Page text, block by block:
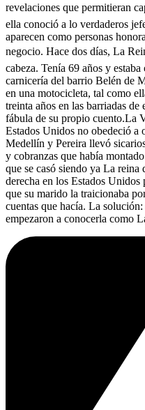
revelaciones que permitieran
ella conoció a lo verdaderos
aparecen como personas
negocio. Hace dos días, La
cabeza. Tenía 69 años y
carnicería del barrio Belén de
en una motocicleta, tal como
treinta años en las barriadas
fábula de su propio cuento.La
Estados Unidos no obedeció a
Medellín y Pereira llevó
y cobranzas que había
que se casó siendo ya La
derecha en los Estados
que su marido la traicionaba
cuentas que hacía. La
empezaron a conocerla como